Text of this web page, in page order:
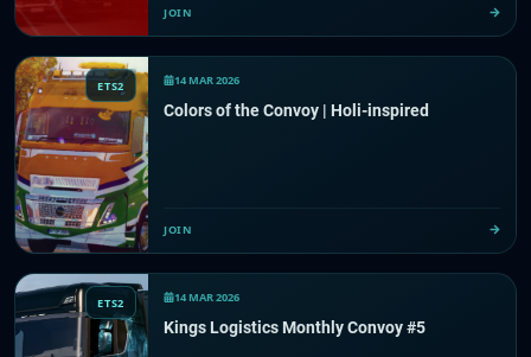
JOIN
ETS2 14 MAR 2026
Colors of the Convoy | Holi-inspired
JOIN
ETS2 14 MAR 2026
Kings Logistics Monthly Convoy #5